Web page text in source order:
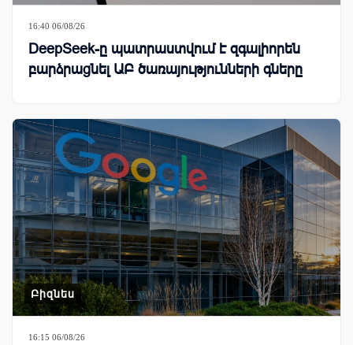
16:40 06/08/26
DeepSeek-ը պատրաստվում է զգալիորեն
բարձրացնել ԱԲ ծառայությունների գները
Բիզնես
16:15 06/08/26